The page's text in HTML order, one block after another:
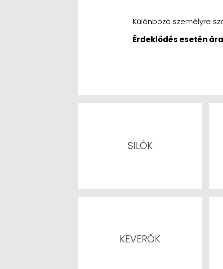
Különböző személyre
Érdeklődés esetén
SILÓK
KEVERŐK